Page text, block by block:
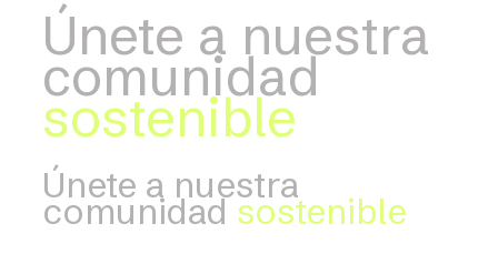
Únete a nuestra
comunidad
sostenible
Únete a nuestra
comunidadsostenible